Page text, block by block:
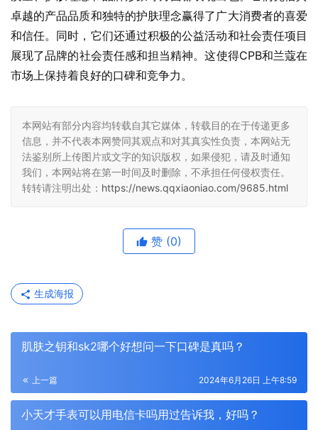
卓越的产品品质和独特的护肤理念赢得了广大消费者的喜爱
和信任。同时，它们还通过积极的公益活动和社会责任项目
展现了品牌的社会责任感和担当精神。这使得CPB和兰蔻在
市场上保持着良好的口碑和竞争力。
本网站有部分内容均转载自其它媒体，转载目的在于传递更多
信息，并不代表本网赞同其观点和对其真实性负责，本网站无
法鉴别所上传图片或文字的知识版权，如果侵犯，请及时通知
我们，本网站将在第一时间及时删除，不承担任何侵权责任。
转转请注明出处： https://news.qqxiaoniao.com/9685.html
赞 (0)
生成海报
肌肤之钥和sk2哪个好想问一下口碑是真吗？
上一篇 2024年6月26日 上午8:59
小天才手表可以用电信卡吗用过告诉我，好吗？